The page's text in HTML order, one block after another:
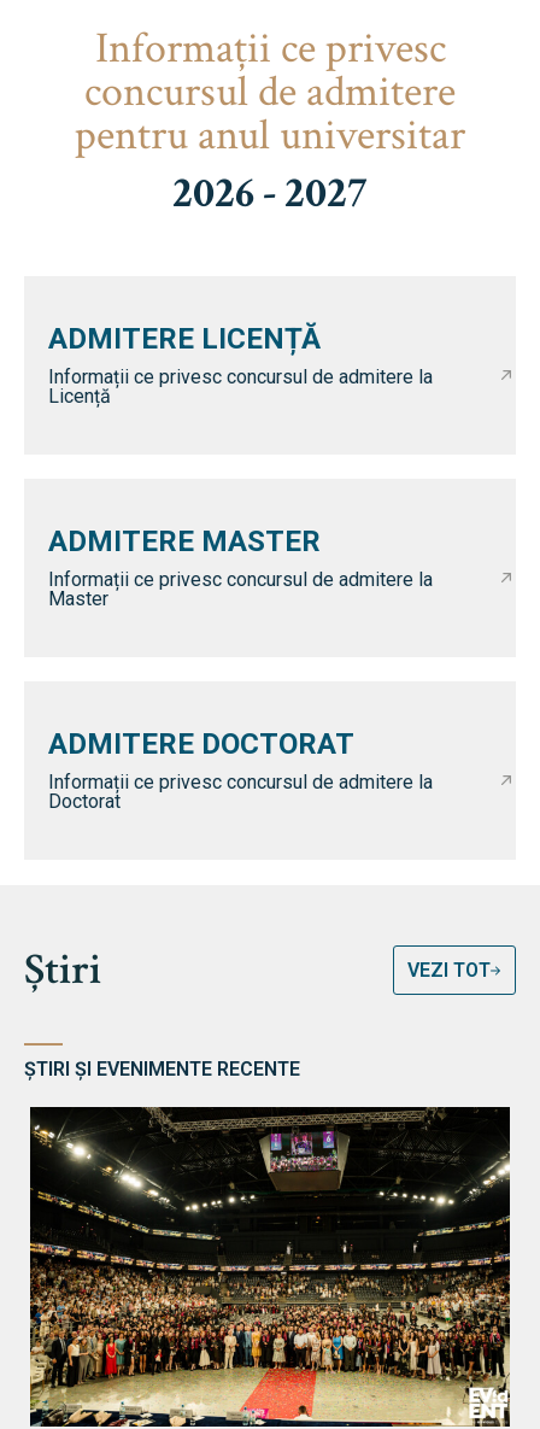
Informaţii ce privesc
concursul de admitere
pentru anul universitar
2026 - 2027
ADMITERE LICENȚĂ
Informații ce privesc concursul de admitere la
Licență
ADMITERE MASTER
Informații ce privesc concursul de admitere la
Master
ADMITERE DOCTORAT
Informații ce privesc concursul de admitere la
Doctorat
Știri VEZI TOT
ȘTIRI ȘI EVENIMENTE RECENTE